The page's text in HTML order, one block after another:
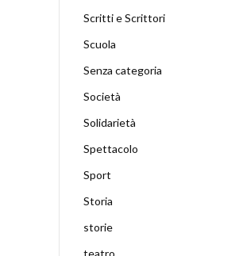
Scritti e Scrittori
Scuola
Senza categoria
Società
Solidarietà
Spettacolo
Sport
Storia
storie